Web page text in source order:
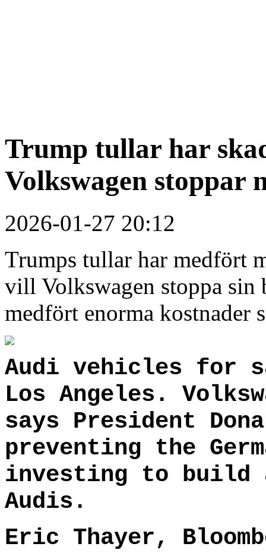
Trump tullar har
Volkswagen stoppar
2026-01-27 20:12
Trumps tullar har medfört
vill Volkswagen stoppa
medfört enorma kostnader
Audi vehicles for
Los Angeles.
says President
preventing the
investing to build
Audis.
Eric Thayer,